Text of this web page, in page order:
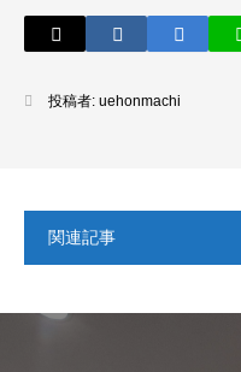
投稿者: uehonmachi
関連記事